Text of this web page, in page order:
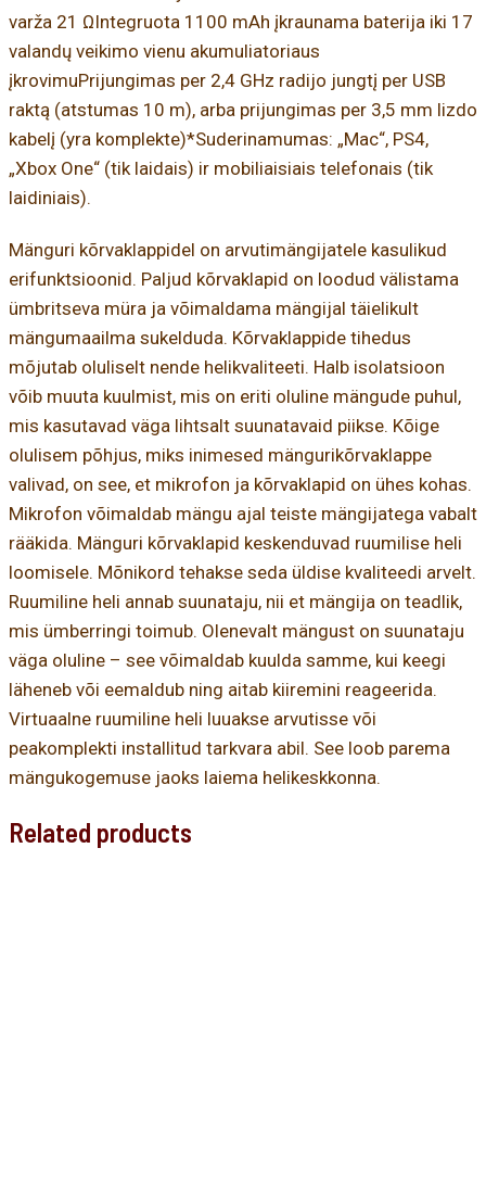
varža 21 ΩIntegruota 1100 mAh įkraunama baterija iki 17
valandų veikimo vienu akumuliatoriaus
įkrovimuPrijungimas per 2,4 GHz radijo jungtį per USB
raktą (atstumas 10 m), arba prijungimas per 3,5 mm lizdo
kabelį (yra komplekte)*Suderinamumas: „Mac“, PS4,
„Xbox One“ (tik laidais) ir mobiliaisiais telefonais (tik
laidiniais).
Mänguri kõrvaklappidel on arvutimängijatele kasulikud
erifunktsioonid. Paljud kõrvaklapid on loodud välistama
ümbritseva müra ja võimaldama mängijal täielikult
mängumaailma sukelduda. Kõrvaklappide tihedus
mõjutab oluliselt nende helikvaliteeti. Halb isolatsioon
võib muuta kuulmist, mis on eriti oluline mängude puhul,
mis kasutavad väga lihtsalt suunatavaid piikse. Kõige
olulisem põhjus, miks inimesed mängurikõrvaklappe
valivad, on see, et mikrofon ja kõrvaklapid on ühes kohas.
Mikrofon võimaldab mängu ajal teiste mängijatega vabalt
rääkida. Mänguri kõrvaklapid keskenduvad ruumilise heli
loomisele. Mõnikord tehakse seda üldise kvaliteedi arvelt.
Ruumiline heli annab suunataju, nii et mängija on teadlik,
mis ümberringi toimub. Olenevalt mängust on suunataju
väga oluline – see võimaldab kuulda samme, kui keegi
läheneb või eemaldub ning aitab kiiremini reageerida.
Virtuaalne ruumiline heli luuakse arvutisse või
peakomplekti installitud tarkvara abil. See loob parema
mängukogemuse jaoks laiema helikeskkonna.
Related products